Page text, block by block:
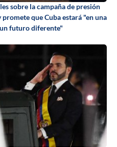
sobre la campaña de presión
que Cuba estará "en una
futuro diferente"